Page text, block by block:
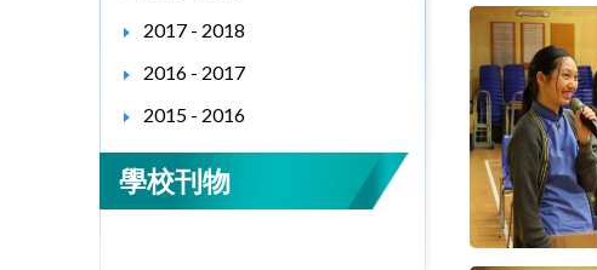
2017 - 2018
2016 - 2017
2015 - 2016
學校刊物